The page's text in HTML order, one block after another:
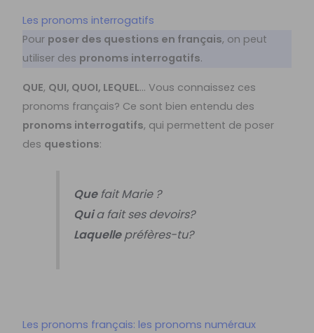
Les pronoms interrogatifs
Pour poser des questions en français, on peut
utiliser des pronoms interrogatifs.
QUE, QUI, QUOI, LEQUEL… Vous connaissez ces
pronoms français? Ce sont bien entendu des
pronoms interrogatifs, qui permettent de poser
des questions:
Quefait Marie ?
Quia fait ses devoirs?
Laquellepréfères-tu?
Les pronoms français: les pronoms numéraux